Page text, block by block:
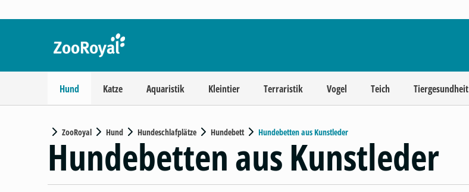
Hund Katze Aquaristik Kleintier Terraristik Vogel Teich Tiergesundheit
ZooRoyal Hund Hundeschlafplätze Hundebett Hundebetten aus Kunstleder
Hundebetten aus Kunstleder